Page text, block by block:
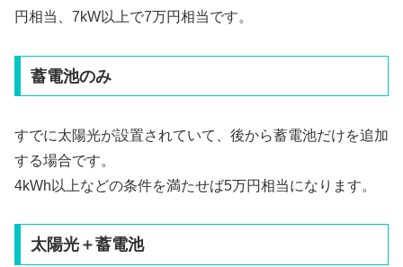
円相当、7kW以上で7万円相当です。
蓄電池のみ
すでに太陽光が設置されていて、後から蓄電池だけを追加
する場合です。
4kWh以上などの条件を満たせば5万円相当になります。
太陽光＋蓄電池